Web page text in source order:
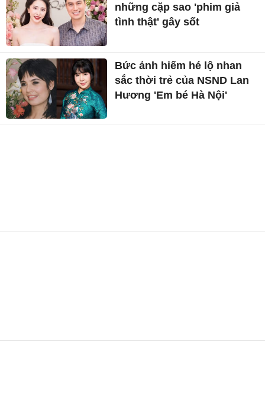
những cặp sao 'phim giả
tình thật' gây sốt
Bức ảnh hiếm hé lộ nhan
sắc thời trẻ của NSND Lan
Hương 'Em bé Hà Nội'